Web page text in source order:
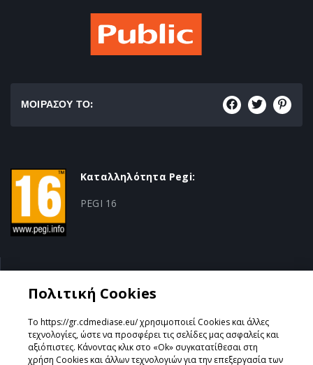
ΜΟΙΡΑΣΟΥ ΤΟ:
Καταλληλότητα Pegi:
PEGI 16
SportsΠολιτική Cookies
Το https://gr.cdmediase.eu/ χρησιμοποιεί Cookies και άλλες
τεχνολογίες, ώστε να προσφέρει τις σελίδες μας ασφαλείς και
αξιόπιστες. Κάνοντας κλικ στο «Ok» συγκατατίθεσαι στη
χρήση Cookies και άλλων τεχνολογιών για την επεξεργασία των